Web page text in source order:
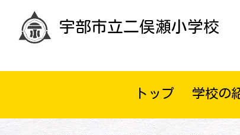
宇部市立二俣瀬小学校
トップ 学校の